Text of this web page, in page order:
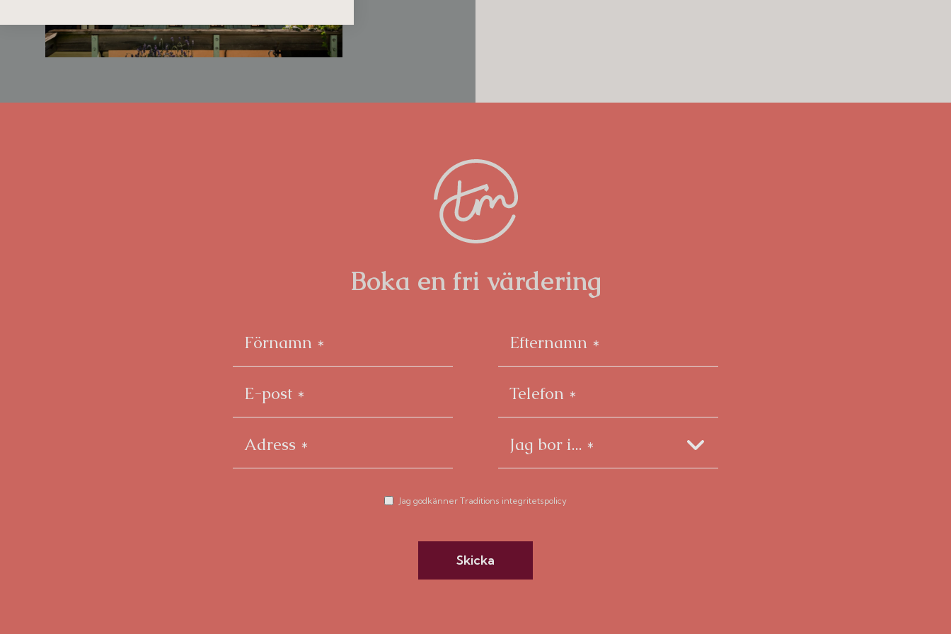
av puls och ro gör den här våningen till en sällsynt helhet. Ett boende där
design, funktion och känsla möts i perfekt balans.
Boka en fri värdering
Jag godkänner Traditions integritetspolicy
Skicka